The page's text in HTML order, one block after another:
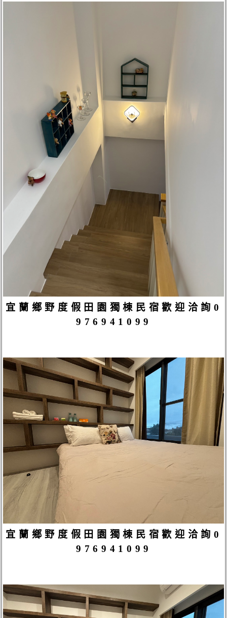
宜蘭鄉野度假田園獨棟民宿歡迎洽詢0
976941099
宜蘭鄉野度假田園獨棟民宿歡迎洽詢0
976941099